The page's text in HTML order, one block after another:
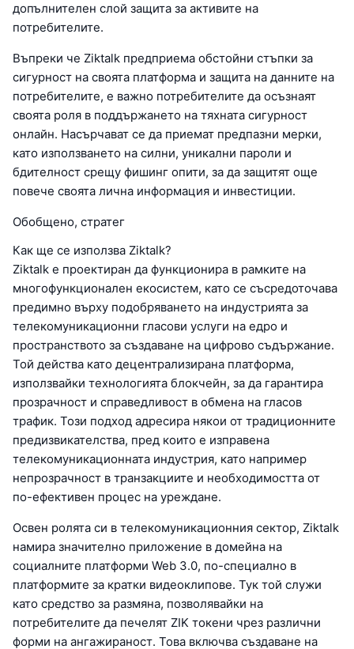
допълнителен слой защита за активите на
потребителите.
Въпреки че Ziktalk предприема обстойни стъпки за
сигурност на своята платформа и защита на данните на
потребителите, е важно потребителите да осъзнаят
своята роля в поддържането на тяхната сигурност
онлайн. Насърчават се да приемат предпазни мерки,
като използването на силни, уникални пароли и
бдителност срещу фишинг опити, за да защитят още
повече своята лична информация и инвестиции.
Обобщено, стратег
Как ще се използва Ziktalk?
Ziktalk е проектиран да функционира в рамките на
многофункционален екосистем, като се съсредоточава
предимно върху подобряването на индустрията за
телекомуникационни гласови услуги на едро и
пространството за създаване на цифрово съдържание.
Той действа като децентрализирана платформа,
използвайки технологията блокчейн, за да гарантира
прозрачност и справедливост в обмена на гласов
трафик. Този подход адресира някои от традиционните
предизвикателства, пред които е изправена
телекомуникационната индустрия, като например
непрозрачност в транзакциите и необходимостта от
по-ефективен процес на уреждане.
Освен ролята си в телекомуникационния сектор, Ziktalk
намира значително приложение в домейна на
социалните платформи Web 3.0, по-специално в
платформите за кратки видеоклипове. Тук той служи
като средство за размяна, позволявайки на
потребителите да печелят ZIK токени чрез различни
форми на ангажираност. Това включва създаване на